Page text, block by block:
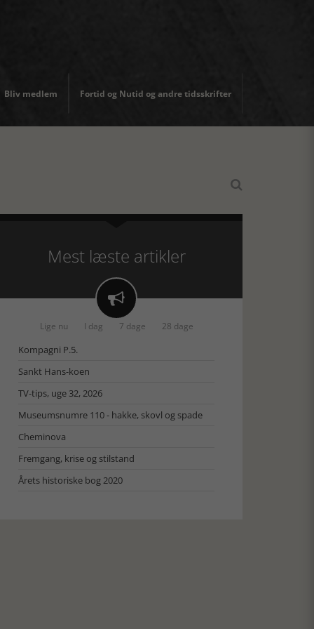
Bliv medlem Fortid og Nutid og andre tidsskrifter

Mest læste artikler

Lige nu I dag 7 dage 28 dage
Kompagni P.5.
Sankt Hans-koen
TV-tips, uge 32, 2026
Museumsnumre 110 - hakke, skovl og spade
Cheminova
Fremgang, krise og stilstand
Årets historiske bog 2020